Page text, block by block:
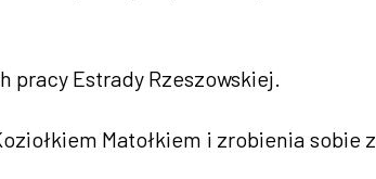
pracy Estrady Rzeszowskiej.
Matołkiem i zrobienia sobie z